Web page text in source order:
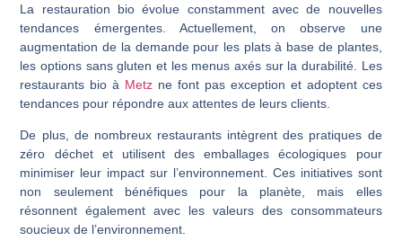
La restauration bio évolue constamment avec de nouvelles
tendances émergentes. Actuellement, on observe une
augmentation de la demande pour les plats à base de plantes,
les options sans gluten et les menus axés sur la durabilité. Les
restaurants bio à Metz ne font pas exception et adoptent ces
tendances pour répondre aux attentes de leurs clients.
De plus, de nombreux restaurants intègrent des pratiques de
zéro déchet et utilisent des emballages écologiques pour
minimiser leur impact sur l’environnement. Ces initiatives sont
non seulement bénéfiques pour la planète, mais elles
résonnent également avec les valeurs des consommateurs
soucieux de l’environnement.